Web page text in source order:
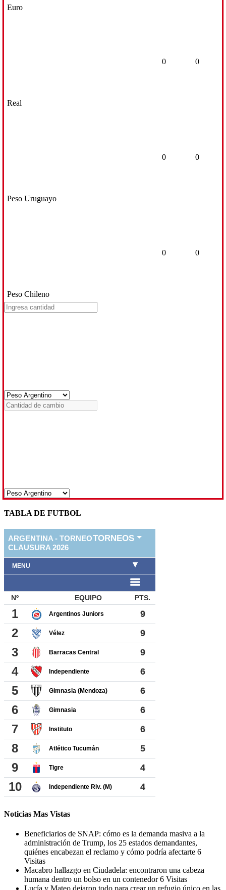
Euro
Real
0 0
Peso Uruguayo
0 0
Peso Chileno
0 0
TABLA DE FUTBOL
Noticias Mas Vistas
Beneficiarios de SNAP: cómo es la demanda masiva a la
administración de Trump, los 25 estados demandantes,
quiénes encabezan el reclamo y cómo podría afectarte 6
Visitas
Macabro hallazgo en Ciudadela: encontraron una cabeza
humana dentro un bolso en un contenedor6 Visitas